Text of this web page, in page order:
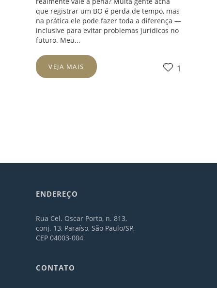
que registrar um BO é perda de tempo, mas
na prática ele pode fazer toda a diferença —
inclusive para evitar problemas jurídicos no
futuro. Meu...
VEJA MAIS 1
ENDEREÇO
Rua Cel. Oscar Porto, n. 813,
conj. 13, Paraíso, São Paulo/SP,
CEP 04003-004
CONTATO